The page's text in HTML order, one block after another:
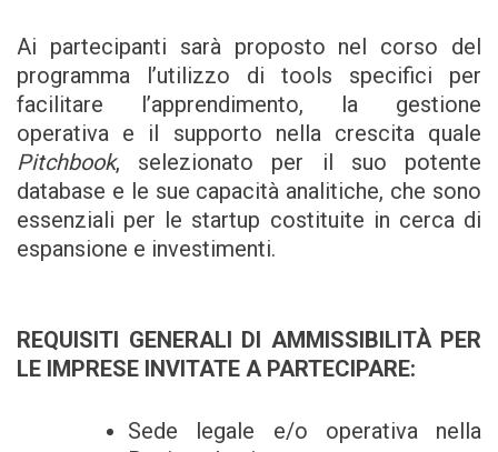
Ai partecipanti sarà proposto nel corso del
programma l’utilizzo di tools specifici per
facilitare l’apprendimento, la gestione
operativa e il supporto nella crescita quale
Pitchbook, selezionato per il suo potente
database e le sue capacità analitiche, che sono
essenziali per le startup costituite in cerca di
espansione e investimenti.
REQUISITI GENERALI DI AMMISSIBILITÀ PER
LE IMPRESE INVITATE A PARTECIPARE:
Sede legale e/o operativa nella